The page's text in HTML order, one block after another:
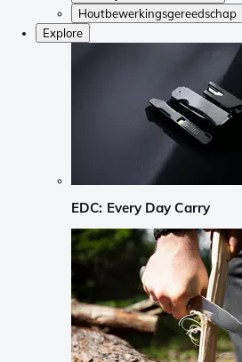
Houtbewerkingsgereedschap
Explore
EDC: Every Day Carry